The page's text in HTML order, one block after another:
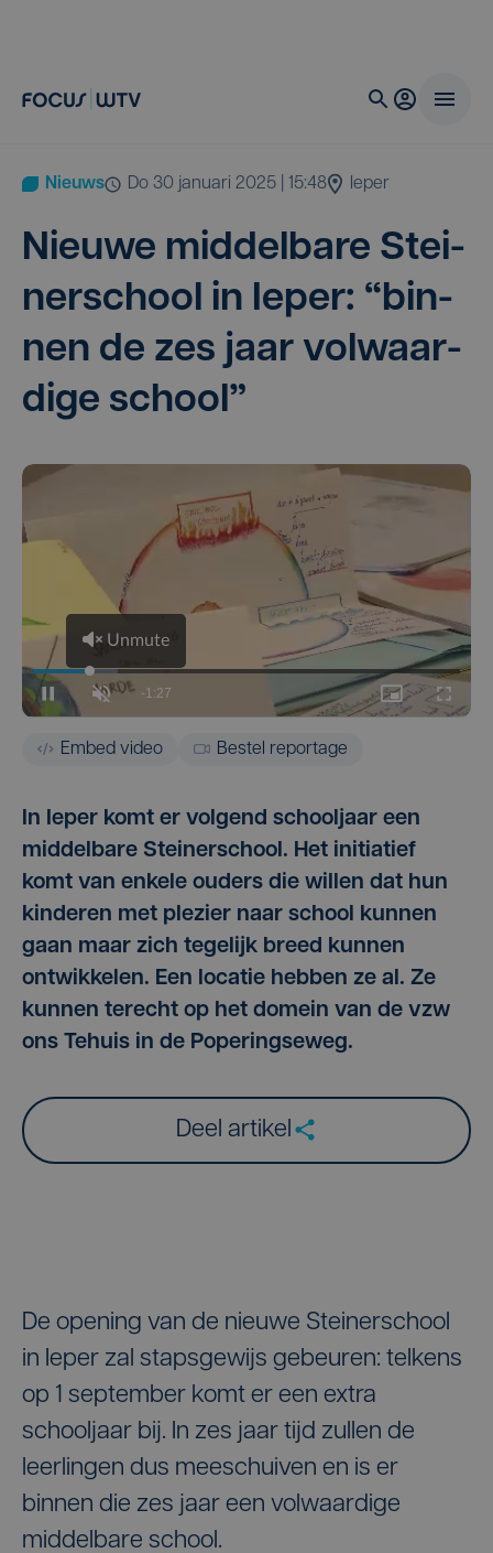
Nieuws do 30 januari 2025 | 15:48 Ieper
Nieu­we mid­del­ba­re Stei­
ner­school in Ieper: “bin­
nen de zes jaar vol­waar­
di­ge school”
Embed video Bestel reportage
In Ieper komt er volgend schooljaar een
middelbare Steinerschool. Het initiatief
komt van enkele ouders die willen dat hun
kinderen met plezier naar school kunnen
gaan maar zich tegelijk breed kunnen
ontwikkelen. Een locatie hebben ze al. Ze
kunnen terecht op het domein van de vzw
ons Tehuis in de Poperingseweg.
Deel artikel
De opening van de nieuwe Steinerschool
in Ieper zal stapsgewijs gebeuren: telkens
op 1 september komt er een extra
schooljaar bij. In zes jaar tijd zullen de
leerlingen dus meeschuiven en is er
binnen die zes jaar een volwaardige
middelbare school.